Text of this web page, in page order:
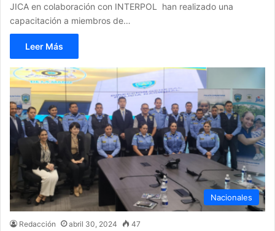
JICA en colaboración con INTERPOL han realizado una
capacitación a miembros de…
Leer Más
Nacionales
Redacción abril 30, 2024 47